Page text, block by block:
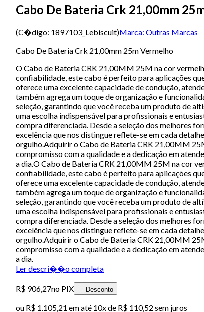
Cabo De Bateria Crk 21,00mm
(C�digo: 1897103_Lebiscuit)Marca: Outras Marcas
Cabo De Bateria Crk 21,00mm 25m Vermelho
O Cabo de Bateria CRK 21,00MM 25M na cor
confiabilidade, este cabo é perfeito para aplicações
oferece uma excelente capacidade de condução,
também agrega um toque de organização e
seleção, garantindo que você receba um produto de
uma escolha indispensável para profissionais e
compra diferenciada. Desde a seleção dos melhores
excelência que nos distingue reflete-se em cada
orgulho.Adquirir o Cabo de Bateria CRK 21,00MM
compromisso com a qualidade e a dedicação em
a dia.O Cabo de Bateria CRK 21,00MM 25M na cor
confiabilidade, este cabo é perfeito para aplicações
oferece uma excelente capacidade de condução,
também agrega um toque de organização e
seleção, garantindo que você receba um produto de
uma escolha indispensável para profissionais e
compra diferenciada. Desde a seleção dos melhores
excelência que nos distingue reflete-se em cada
orgulho.Adquirir o Cabo de Bateria CRK 21,00MM
compromisso com a qualidade e a dedicação em
a dia.
Ler descri��o completa
R$ 906,27no PIX Desconto
ou R$ 1.105,21 em até 10x de R$ 110,52 sem juros